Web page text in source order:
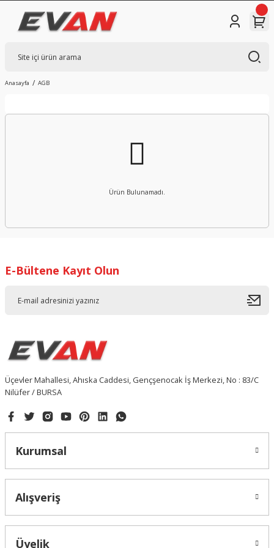
Anasayfa AGB
Ürün Bulunamadı.
E-Bültene Kayıt Olun
Üçevler Mahallesi, Ahıska Caddesi, Gençşenocak İş Merkezi, No : 83/C
Nilüfer / BURSA
Kurumsal
Alışveriş
Üyelik